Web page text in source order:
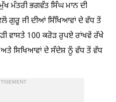
ਮੰਤਰੀ ਭਗਵੰਤ ਸਿੰਘ ਮਾਨ ਦੀ
ਗੁਰੂ ਜੀ ਦੀਆਂ ਸਿੱਖਿਆਵਾਂ ਦੇ ਵੱਧ ਤੋਂ
ਵਾਸਤੇ 100 ਕਰੋੜ ਰੁਪਏ ਰਾਂਖਵੇਂ ਰੱਖੇ
ਸਿਖਿਆਵਾਂ ਦੇ ਸੰਦੇਸ਼ ਨੂੰ ਵੱਧ ਤੋਂ ਵੱਧ